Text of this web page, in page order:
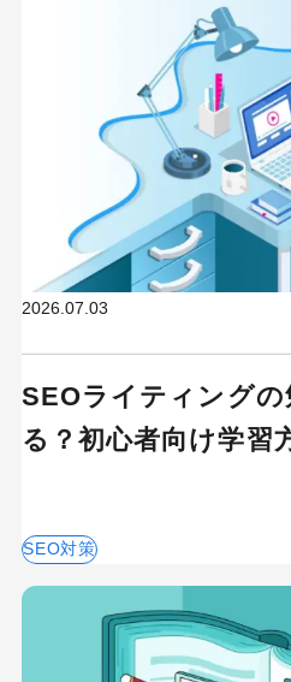
2026.07.03
SEOライティング
る？初心者向け学習
SEO対策